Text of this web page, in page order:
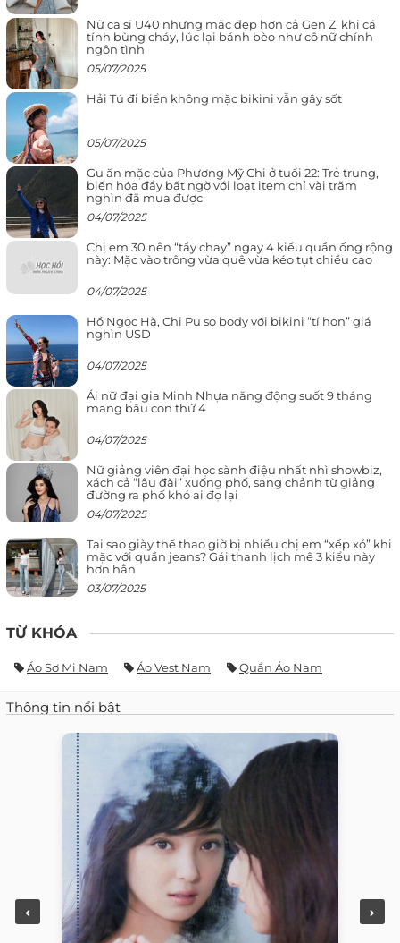
Nữ ca sĩ U40 nhưng mặc đẹp hơn cả Gen Z, khi cá
tính bùng cháy, lúc lại bánh bèo như cô nữ chính
ngôn tình
05/07/2025
Hải Tú đi biển không mặc bikini vẫn gây sốt
05/07/2025
Gu ăn mặc của Phương Mỹ Chi ở tuổi 22: Trẻ trung,
biến hóa đầy bất ngờ với loạt item chỉ vài trăm
nghìn đã mua được
04/07/2025
Chị em 30 nên “tẩy chay” ngay 4 kiểu quần ống rộng
này: Mặc vào trông vừa quê vừa kéo tụt chiều cao
04/07/2025
Hồ Ngọc Hà, Chi Pu so body với bikini “tí hon” giá
nghìn USD
04/07/2025
Ái nữ đại gia Minh Nhựa năng động suốt 9 tháng
mang bầu con thứ 4
04/07/2025
Nữ giảng viên đại học sành điệu nhất nhì showbiz,
xách cả “lâu đài” xuống phố, sang chảnh từ giảng
đường ra phố khó ai đọ lại
04/07/2025
Tại sao giày thể thao giờ bị nhiều chị em “xếp xó” khi
mặc với quần jeans? Gái thanh lịch mê 3 kiểu này
hơn hẳn
03/07/2025
TỪ KHÓA
Áo Sơ Mi Nam Áo Vest Nam Quần Áo Nam
Thông tin nổi bật